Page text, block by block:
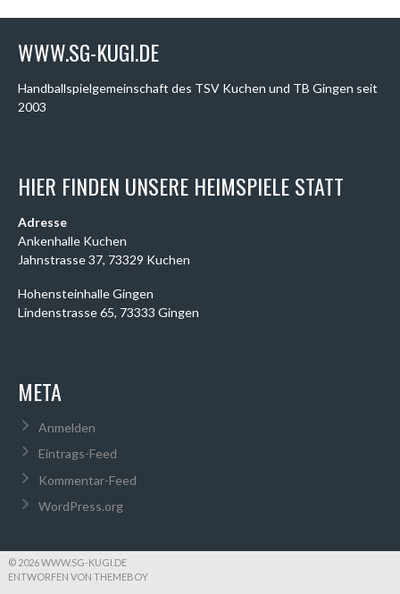
WWW.SG-KUGI.DE
Handballspielgemeinschaft des TSV Kuchen und TB Gingen seit
2003
HIER FINDEN UNSERE HEIMSPIELE STATT
Adresse
Ankenhalle Kuchen
Jahnstrasse 37, 73329 Kuchen
Hohensteinhalle Gingen
Lindenstrasse 65, 73333 Gingen
META
Anmelden
Eintrags-Feed
Kommentar-Feed
WordPress.org
© 2026 WWW.SG-KUGI.DE
ENTWORFEN VON THEMEBOY